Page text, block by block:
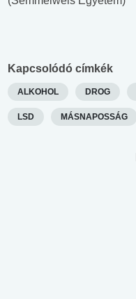
Kapcsolódó címkék
ALKOHOL DROG
LSD MÁSNAPOSSÁG